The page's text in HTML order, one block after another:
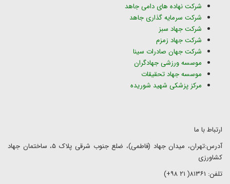
شرکت نهاده های دامی جاهد
شرکت سرمایه گذاری جاهد
شرکت جهاد سبز
شرکت جهاد زمزم
شرکت جهان صادرات سینا
موسسه ورزشی جهادگران
موسسه جهاد تحقیقات
مرکز پزشکی شهید شوریده
ارتباط با ما
آدرس:تهران، میدان جهاد (فاطمی)، ضلع جنوب شرقی پلاک ۵، ساختمان جهاد
کشاورزی
تلفن: ۸۱۳۶۱( ۲۱ ۹۸+)